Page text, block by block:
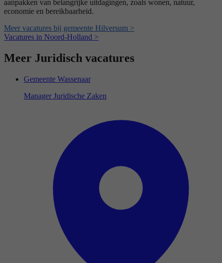
aanpakken van belangrijke uitdagingen, zoals wonen, natuur,
economie en bereikbaarheid.
Meer vacatures bij gemeente Hilversum >
Vacatures in Noord-Holland >
Meer Juridisch vacatures
Gemeente Wassenaar
Manager Juridische Zaken